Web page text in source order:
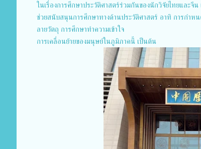
ในเรื่องการศึกษาประวัติศาสตร์ร่วมกันของนักวิจัยไทยและจี
ช่วยสนับสนุนการศึกษาทางด้านประวัติศาสตร์ อาทิ การกำห
ลายวัตถุ การศึกษาทำความเข้าใจ
การเคลื่อนย้ายของมนุษย์ในภูมิภาคนี้ เป็นต้น